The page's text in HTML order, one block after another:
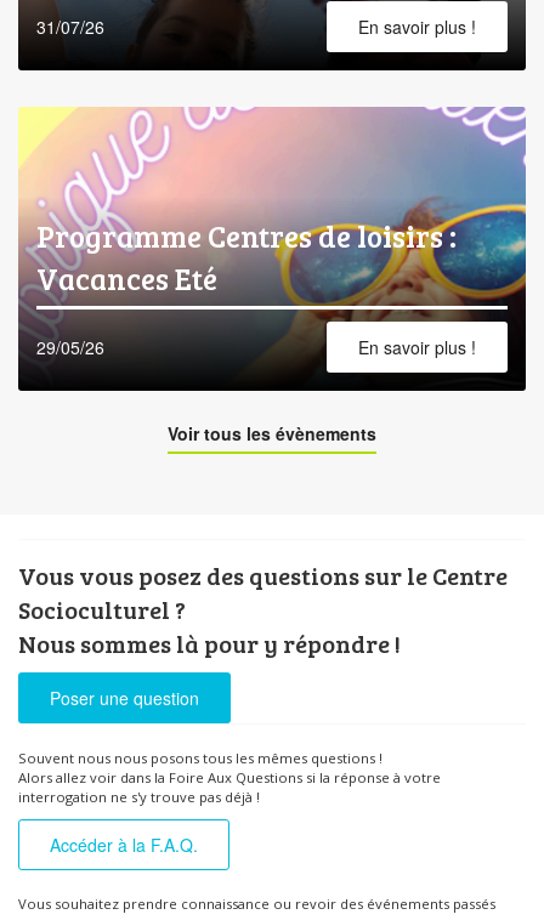
31/07/26 En savoir plus !
Programme Centres de loisirs :
Vacances Eté
29/05/26 En savoir plus !
Voir tous les évènements
Vous vous posez des questions sur le Centre
Socioculturel ?
Nous sommes là pour y répondre !
Poser une question
Souvent nous nous posons tous les mêmes questions !
Alors allez voir dans la Foire Aux Questions si la réponse à votre
interrogation ne s'y trouve pas déjà !
Accéder à la F.A.Q.
Vous souhaitez prendre connaissance ou revoir des événements passés